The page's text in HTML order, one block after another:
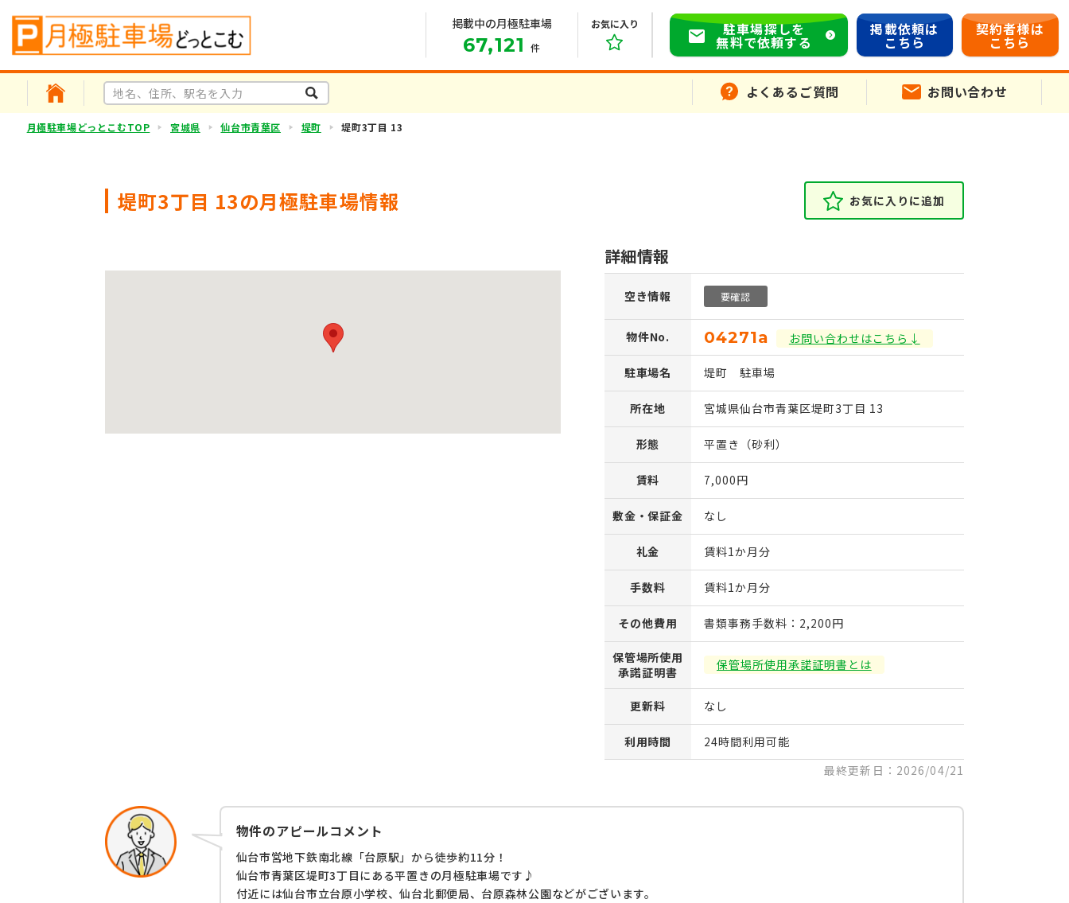
掲載中の月極駐車場
67,121 件
お気に入り 駐車場探しを
無料で依頼する
掲載依頼は
こちら
契約者様は
こちら
よくあるご質問 お問い合わせ
月極駐車場どっとこむTOP 宮城県 仙台市青葉区 堤町 堤町3丁目 13
堤町3丁目 13の月極駐車場情報 お気に入りに追加
詳細情報
空き情報 要確認
物件No. 04271a お問い合わせはこちら↓
駐車場名 堤町 駐車場
所在地 宮城県仙台市青葉区堤町3丁目 13
形態 平置き（砂利）
賃料 7,000円
敷金・保証金 なし
礼金 賃料1か月分
手数料 賃料1か月分
その他費用 書類事務手数料：2,200円
保管場所使用
承諾証明書
保管場所使用承諾証明書とは
更新料 なし
利用時間
24時間利用可能
最終更新日：2026/04/21
物件のアピールコメント
仙台市営地下鉄南北線「台原駅」から徒歩約11分！
仙台市青葉区堤町3丁目にある平置きの月極駐車場です♪
付近には仙台市立台原小学校、仙台北郵便局、台原森林公園などがございます。